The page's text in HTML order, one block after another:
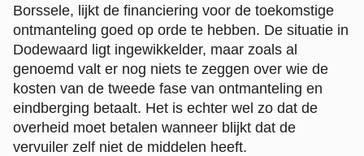
Borssele, lijkt de financiering voor de toekomstige
ontmanteling goed op orde te hebben. De situatie in
Dodewaard ligt ingewikkelder, maar zoals al
genoemd valt er nog niets te zeggen over wie de
kosten van de tweede fase van ontmanteling en
eindberging betaalt. Het is echter wel zo dat de
overheid moet betalen wanneer blijkt dat de
vervuiler zelf niet de middelen heeft.